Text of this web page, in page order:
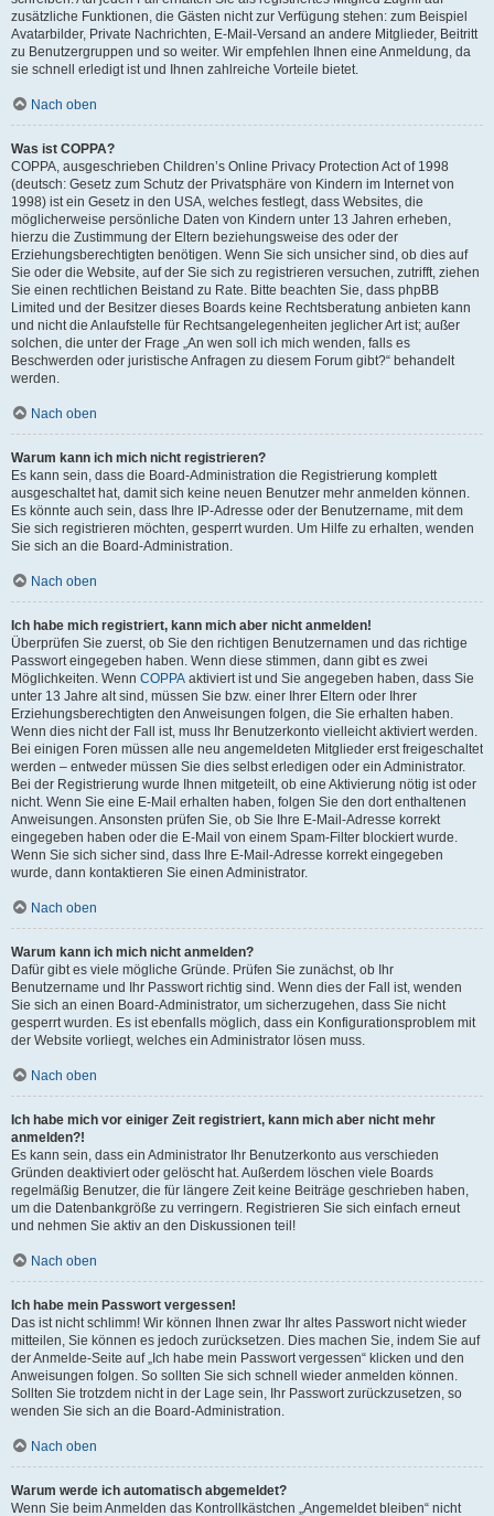
zusätzliche Funktionen, die Gästen nicht zur Verfügung stehen: zum Beispiel
Avatarbilder, Private Nachrichten, E-Mail-Versand an andere Mitglieder, Beitritt
zu Benutzergruppen und so weiter. Wir empfehlen Ihnen eine Anmeldung, da
sie schnell erledigt ist und Ihnen zahlreiche Vorteile bietet.
Nach oben
Was ist COPPA?
COPPA, ausgeschrieben Children’s Online Privacy Protection Act of 1998
(deutsch: Gesetz zum Schutz der Privatsphäre von Kindern im Internet von
1998) ist ein Gesetz in den USA, welches festlegt, dass Websites, die
möglicherweise persönliche Daten von Kindern unter 13 Jahren erheben,
hierzu die Zustimmung der Eltern beziehungsweise des oder der
Erziehungsberechtigten benötigen. Wenn Sie sich unsicher sind, ob dies auf
Sie oder die Website, auf der Sie sich zu registrieren versuchen, zutrifft, ziehen
Sie einen rechtlichen Beistand zu Rate. Bitte beachten Sie, dass phpBB
Limited und der Besitzer dieses Boards keine Rechtsberatung anbieten kann
und nicht die Anlaufstelle für Rechtsangelegenheiten jeglicher Art ist; außer
solchen, die unter der Frage „An wen soll ich mich wenden, falls es
Beschwerden oder juristische Anfragen zu diesem Forum gibt?“ behandelt
werden.
Nach oben
Warum kann ich mich nicht registrieren?
Es kann sein, dass die Board-Administration die Registrierung komplett
ausgeschaltet hat, damit sich keine neuen Benutzer mehr anmelden können.
Es könnte auch sein, dass Ihre IP-Adresse oder der Benutzername, mit dem
Sie sich registrieren möchten, gesperrt wurden. Um Hilfe zu erhalten, wenden
Sie sich an die Board-Administration.
Nach oben
Ich habe mich registriert, kann mich aber nicht anmelden!
Überprüfen Sie zuerst, ob Sie den richtigen Benutzernamen und das richtige
Passwort eingegeben haben. Wenn diese stimmen, dann gibt es zwei
Möglichkeiten. Wenn COPPA aktiviert ist und Sie angegeben haben, dass Sie
unter 13 Jahre alt sind, müssen Sie bzw. einer Ihrer Eltern oder Ihrer
Erziehungsberechtigten den Anweisungen folgen, die Sie erhalten haben.
Wenn dies nicht der Fall ist, muss Ihr Benutzerkonto vielleicht aktiviert werden.
Bei einigen Foren müssen alle neu angemeldeten Mitglieder erst freigeschaltet
werden – entweder müssen Sie dies selbst erledigen oder ein Administrator.
Bei der Registrierung wurde Ihnen mitgeteilt, ob eine Aktivierung nötig ist oder
nicht. Wenn Sie eine E-Mail erhalten haben, folgen Sie den dort enthaltenen
Anweisungen. Ansonsten prüfen Sie, ob Sie Ihre E-Mail-Adresse korrekt
eingegeben haben oder die E-Mail von einem Spam-Filter blockiert wurde.
Wenn Sie sich sicher sind, dass Ihre E-Mail-Adresse korrekt eingegeben
wurde, dann kontaktieren Sie einen Administrator.
Nach oben
Warum kann ich mich nicht anmelden?
Dafür gibt es viele mögliche Gründe. Prüfen Sie zunächst, ob Ihr
Benutzername und Ihr Passwort richtig sind. Wenn dies der Fall ist, wenden
Sie sich an einen Board-Administrator, um sicherzugehen, dass Sie nicht
gesperrt wurden. Es ist ebenfalls möglich, dass ein Konfigurationsproblem mit
der Website vorliegt, welches ein Administrator lösen muss.
Nach oben
Ich habe mich vor einiger Zeit registriert, kann mich aber nicht mehr
anmelden?!
Es kann sein, dass ein Administrator Ihr Benutzerkonto aus verschieden
Gründen deaktiviert oder gelöscht hat. Außerdem löschen viele Boards
regelmäßig Benutzer, die für längere Zeit keine Beiträge geschrieben haben,
um die Datenbankgröße zu verringern. Registrieren Sie sich einfach erneut
und nehmen Sie aktiv an den Diskussionen teil!
Nach oben
Ich habe mein Passwort vergessen!
Das ist nicht schlimm! Wir können Ihnen zwar Ihr altes Passwort nicht wieder
mitteilen, Sie können es jedoch zurücksetzen. Dies machen Sie, indem Sie auf
der Anmelde-Seite auf „Ich habe mein Passwort vergessen“ klicken und den
Anweisungen folgen. So sollten Sie sich schnell wieder anmelden können.
Sollten Sie trotzdem nicht in der Lage sein, Ihr Passwort zurückzusetzen, so
wenden Sie sich an die Board-Administration.
Nach oben
Warum werde ich automatisch abgemeldet?
Wenn Sie beim Anmelden das Kontrollkästchen „Angemeldet bleiben“ nicht